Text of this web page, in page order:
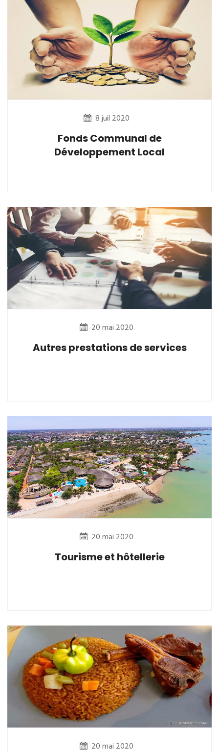
8 juil 2020
Fonds Communal de
Développement Local
20 mai 2020
Autres prestations de services
20 mai 2020
Tourisme et hôtellerie
20 mai 2020